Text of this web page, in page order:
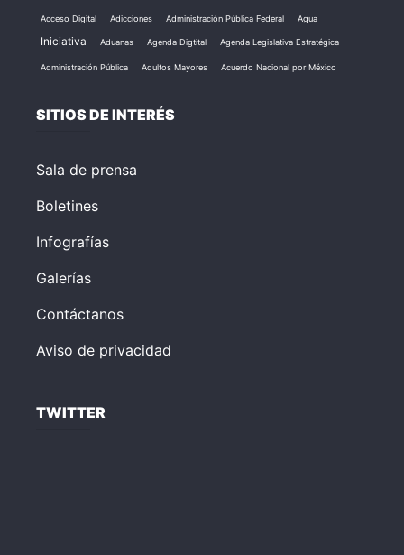
Acceso Digital Adicciones Administración Pública Federal Agua
Iniciativa Aduanas Agenda Digtital Agenda Legislativa Estratégica
Administración Pública Adultos Mayores Acuerdo Nacional por México
SITIOS DE INTERÉS
Sala de prensa
Boletines
Infografías
Galerías
Contáctanos
Aviso de privacidad
TWITTER